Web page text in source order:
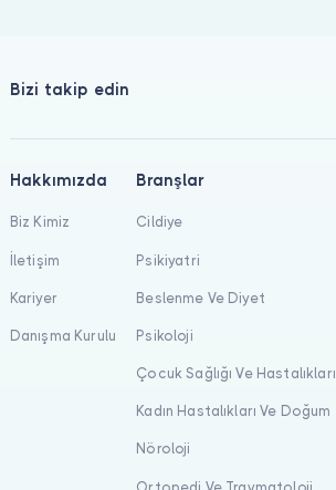
Bizi takip edin
Hakkımızda
Biz Kimiz
İletişim
Kariyer
Danışma Kurulu
Branşlar
Cildiye
Psikiyatri
Beslenme Ve Diyet
Psikoloji
Çocuk Sağlığı Ve Hastalıkları
Kadın Hastalıkları Ve Doğum
Nöroloji